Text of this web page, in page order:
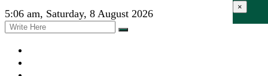
5:06 am, Saturday, 8 August 2026
×